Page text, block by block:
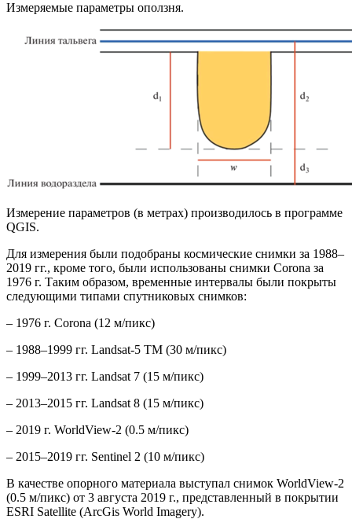
Измеряемые параметры оползня.
Измерение параметров (в метрах) производилось в программе
QGIS.
Для измерения были подобраны космические снимки за 1988–
2019 гг., кроме того, были использованы снимки Corona за
1976 г. Таким образом, временные интервалы были покрыты
следующими типами спутниковых снимков:
– 1976 г. Corona (12 м/пикс)
– 1988–1999 гг. Landsat-5 TM (30 м/пикс)
– 1999–2013 гг. Landsat 7 (15 м/пикс)
– 2013–2015 гг. Landsat 8 (15 м/пикс)
– 2019 г. WorldView-2 (0.5 м/пикс)
– 2015–2019 гг. Sentinel 2 (10 м/пикс)
В качестве опорного материала выступал снимок WorldView-2
(0.5 м/пикс) от 3 августа 2019 г., представленный в покрытии
ESRI Satellite (ArcGis World Imagery).